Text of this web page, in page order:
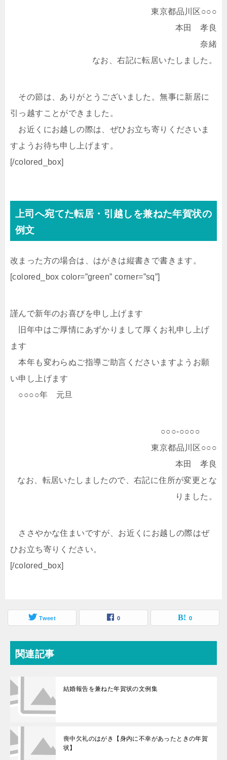
東京都品川区○○○
本田 孝良
奈緒
なお、右記に転居いたしました。
その節は、ありがとうございました。無事に新居に
引っ越すことができました。
お近くにお越しの際は、ぜひお立ち寄りくださいま
すようお待ち申し上げます。
[/colored_box]
上司へ宛てた転居・引越しを兼ねた年賀状の
例文
改まった方の場合は、はがきは縦書きで書きます。
[colored_box color=”green” corner=”sq”]
謹んで新年のお喜びを申し上げます
旧年中はご厚情にあずかりまして厚くお礼申し上げ
ます
本年も変わらぬご指導ご助言くださいますようお願
い申し上げます
○○○○年 元旦
○○○-○○○○
東京都品川区○○○
本田 孝良
なお、転居いたしましたので、右記に住所が変更とな
りました。
ささやかな住まいですが、お近くにお越しの際はぜ
ひお立ち寄りください。
[/colored_box]
Tweet 0 0
関連記事
結婚報告を兼ねた年賀状の文例集
喪中欠礼のはがき【身内に不幸があったときの年賀
状】